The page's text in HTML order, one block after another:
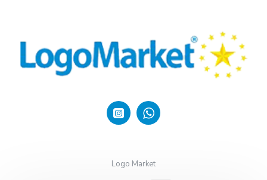
Logo Market